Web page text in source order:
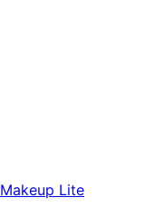
Makeup Lite